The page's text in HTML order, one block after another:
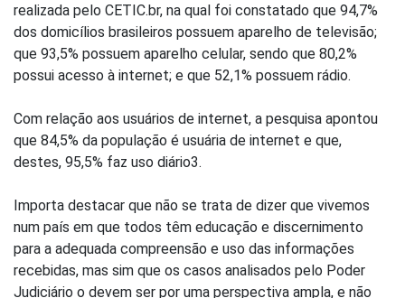
realizada pelo CETIC.br, na qual foi constatado que 94,7%
dos domicílios brasileiros possuem aparelho de televisão;
que 93,5% possuem aparelho celular, sendo que 80,2%
possui acesso à internet; e que 52,1% possuem rádio.
Com relação aos usuários de internet, a pesquisa apontou
que 84,5% da população é usuária de internet e que,
destes, 95,5% faz uso diário3.
Importa destacar que não se trata de dizer que vivemos
num país em que todos têm educação e discernimento
para a adequada compreensão e uso das informações
recebidas, mas sim que os casos analisados pelo Poder
Judiciário o devem ser por uma perspectiva ampla, e não